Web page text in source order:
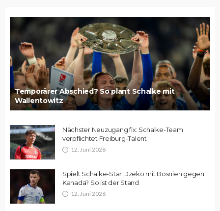
Temporärer Abschied? So plant Schalke mit
Wallentowitz
Nächster Neuzugang fix: Schalke-Team
verpflichtet Freiburg-Talent
12. Juni 2026
Spielt Schalke-Star Dzeko mit Bosnien gegen
Kanada? So ist der Stand
12. Juni 2026